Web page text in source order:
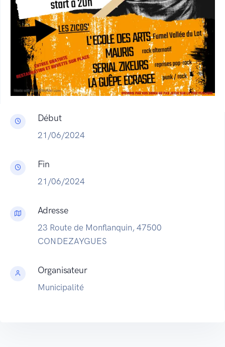
Début
21/06/2024
Fin
21/06/2024
Adresse
23 Route de Monflanquin, 47500
CONDEZAYGUES
Organisateur
Municipalité